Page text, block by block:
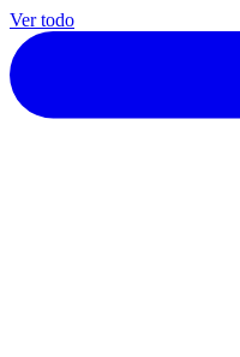
Ver todo